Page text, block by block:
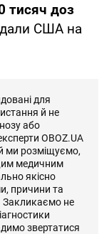
тисяч доз
США на
для
й не
або
OBOZ.UA
ми розміщуємо,
медичним
якісно
причини та
Закликаємо не
звертатися